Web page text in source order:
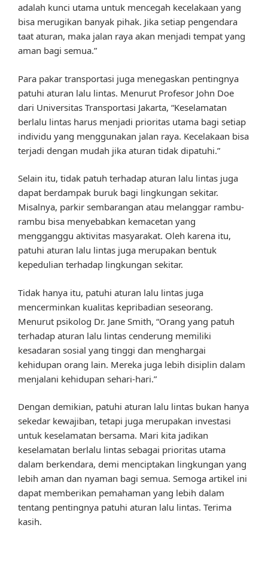
adalah kunci utama untuk mencegah kecelakaan yang
bisa merugikan banyak pihak. Jika setiap pengendara
taat aturan, maka jalan raya akan menjadi tempat yang
aman bagi semua.”
Para pakar transportasi juga menegaskan pentingnya
patuhi aturan lalu lintas. Menurut Profesor John Doe
dari Universitas Transportasi Jakarta, “Keselamatan
berlalu lintas harus menjadi prioritas utama bagi setiap
individu yang menggunakan jalan raya. Kecelakaan bisa
terjadi dengan mudah jika aturan tidak dipatuhi.”
Selain itu, tidak patuh terhadap aturan lalu lintas juga
dapat berdampak buruk bagi lingkungan sekitar.
Misalnya, parkir sembarangan atau melanggar rambu-
rambu bisa menyebabkan kemacetan yang
mengganggu aktivitas masyarakat. Oleh karena itu,
patuhi aturan lalu lintas juga merupakan bentuk
kepedulian terhadap lingkungan sekitar.
Tidak hanya itu, patuhi aturan lalu lintas juga
mencerminkan kualitas kepribadian seseorang.
Menurut psikolog Dr. Jane Smith, “Orang yang patuh
terhadap aturan lalu lintas cenderung memiliki
kesadaran sosial yang tinggi dan menghargai
kehidupan orang lain. Mereka juga lebih disiplin dalam
menjalani kehidupan sehari-hari.”
Dengan demikian, patuhi aturan lalu lintas bukan hanya
sekedar kewajiban, tetapi juga merupakan investasi
untuk keselamatan bersama. Mari kita jadikan
keselamatan berlalu lintas sebagai prioritas utama
dalam berkendara, demi menciptakan lingkungan yang
lebih aman dan nyaman bagi semua. Semoga artikel ini
dapat memberikan pemahaman yang lebih dalam
tentang pentingnya patuhi aturan lalu lintas. Terima
kasih.